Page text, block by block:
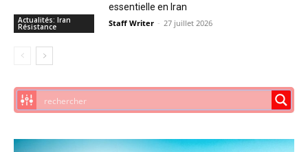
Actualités: Iran
Résistance
essentielle en Iran
Staff Writer - 27 juillet 2026